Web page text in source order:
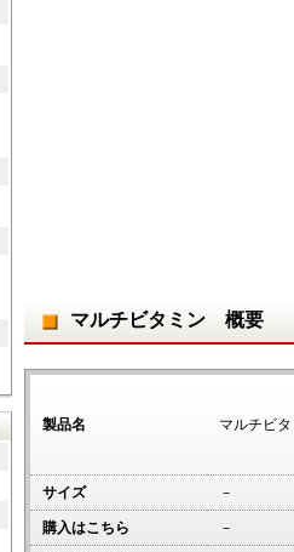
マルチビタミン 概要
製品名 マルチビ
サイズ －
購入はこちら －